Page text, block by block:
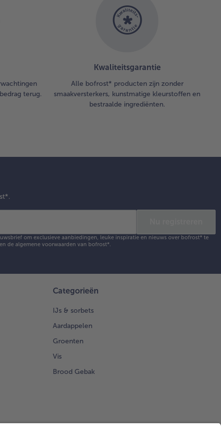
terug.
Kwaliteitsgarantie
Alle bofrost* producten zijn zonder
smaakversterkers, kunstmatige kleurstoffen en
bestraalde ingrediënten.
om exclusieve aanbiedingen, leuke inspiratie en nieuws over bofrost* te
en de algemene voorwaarden van bofrost*.
Categorieën
IJs & sorbets
Aardappelen
Groenten
Vis
Brood Gebak